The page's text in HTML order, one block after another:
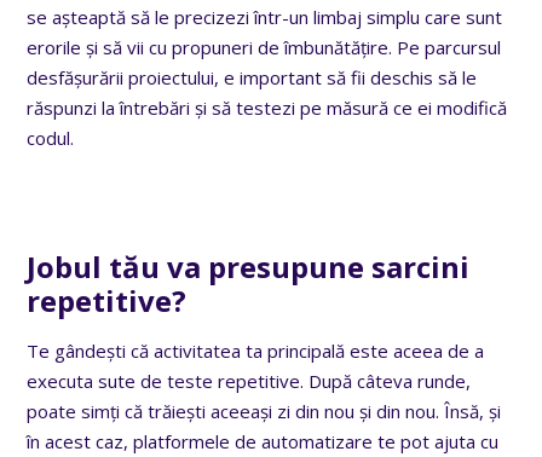
se așteaptă să le precizezi într-un limbaj simplu care sunt
erorile și să vii cu propuneri de îmbunătățire. Pe parcursul
desfășurării proiectului, e important să fii deschis să le
răspunzi la întrebări și să testezi pe măsură ce ei modifică
codul.
Jobul tău va presupune sarcini
repetitive?
Te gândești că activitatea ta principală este aceea de a
executa sute de teste repetitive. După câteva runde,
poate simți că trăiești aceeași zi din nou și din nou. Însă, și
în acest caz, platformele de automatizare te pot ajuta cu